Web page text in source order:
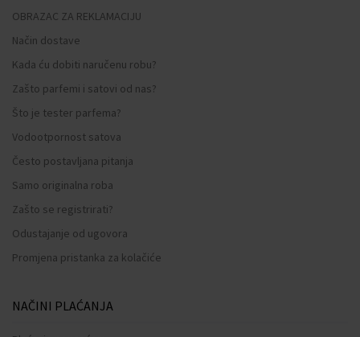
OBRAZAC ZA REKLAMACIJU
Način dostave
Kada ću dobiti naručenu robu?
Zašto parfemi i satovi od nas?
Što je tester parfema?
Vodootpornost satova
Često postavljana pitanja
Samo originalna roba
Zašto se registrirati?
Odustajanje od ugovora
Promjena pristanka za kolačiće
NAČINI PLAĆANJA